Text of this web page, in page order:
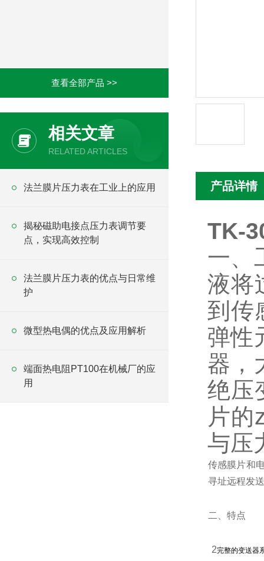
查看全部产品 >>
相关文章
RELATED ARTICLES
法兰膜片压力表在工业上的应用
揭秘磁助电接点压力表调节要
点，实现高效控制
法兰膜片压力表的优点与日常维
护
微型热电偶的优点及应用解析
端面热电阻PT100在机械厂的应
用
产品详情
TK-
一、
液将
到传
弹性
器，
绝压
片的
与压
传感膜片和
寻址远程发
二、特点
2完整的变送器